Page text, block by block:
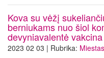
Kova su vėžį
berniukams nuo šiol
devyniavalentė vakcina
2023 02 03 | Rubrika: Miestas